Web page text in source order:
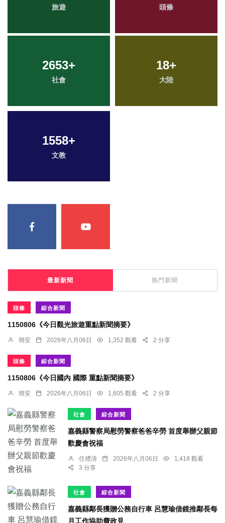
旅遊 頭條
2653+
社會
18+
大陸
1558+
文教
最新新聞 熱門新聞
頭條 綜合新聞
1150806《今日觀光旅遊重點新聞摘要》
簡安 2026年八月06日 1,352 觀看 2 分享
頭條 綜合新聞
1150806《今日國內 國際 重點新聞摘要》
簡安 2026年八月06日 1,605 觀看 2 分享
社會 綜合新聞
嘉義縣警察局慰勞警察爸爸辛勞 首度舉辦父親節
歡慶會祝福
任禮清 2026年八月06日
1,418 觀看
3 分享
社會 綜合新聞
嘉義縣鄰長獲贈公務自行車 呂慧瑜借鏡推鄰長每
月工作協助費政見